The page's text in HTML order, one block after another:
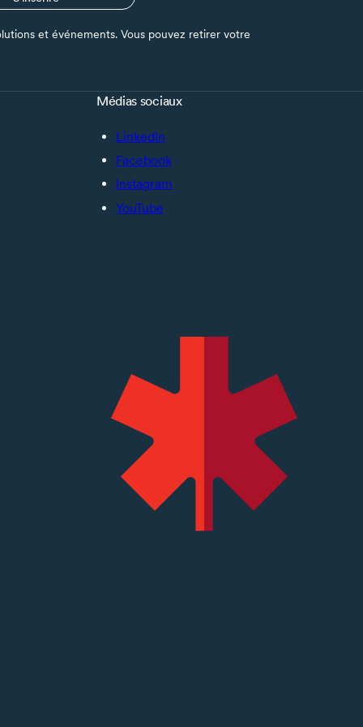
et événements. Vous pouvez retirer votre
Médias sociaux
LinkedIn
Facebook
Instagram
YouTube